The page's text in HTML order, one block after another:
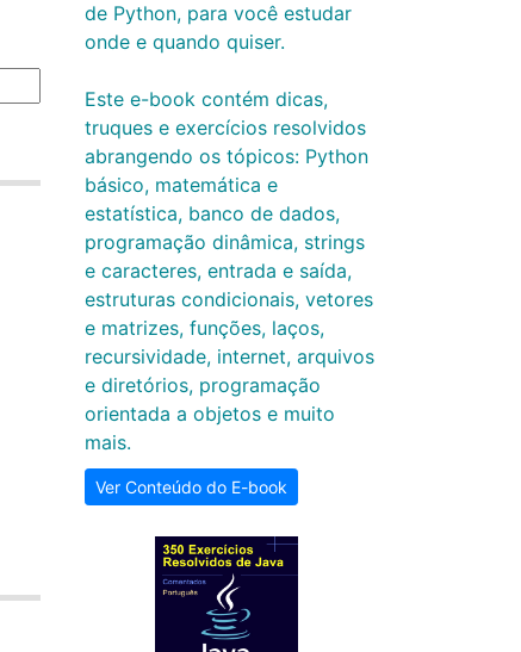
de Python, para você estudar
onde e quando quiser.
Este e-book contém dicas,
truques e exercícios resolvidos
abrangendo os tópicos: Python
básico, matemática e
estatística, banco de dados,
programação dinâmica, strings
e caracteres, entrada e saída,
estruturas condicionais, vetores
e matrizes, funções, laços,
recursividade, internet, arquivos
e diretórios, programação
orientada a objetos e muito
mais.
Ver Conteúdo do E-book